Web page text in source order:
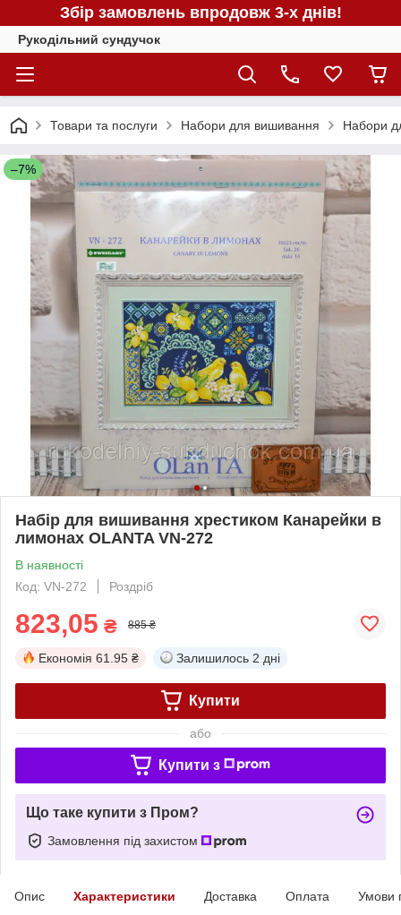
Збір замовлень впродовж 3-х днів!
Рукодільний сундучок
Товари та послуги Набори для вишивання Набори
–7%
Набір для вишивання хрестиком Канарейки в
лимонах OLANTA VN-272
В наявності
Код: VN-272
Роздріб
823,05 ₴ 885 ₴
Економія 61.95 ₴ Залишилось 2 дні
Купити
або
Купити з
Що таке купити з Пром?
Замовлення під захистом
Опис Характеристики Доставка Оплата Умови